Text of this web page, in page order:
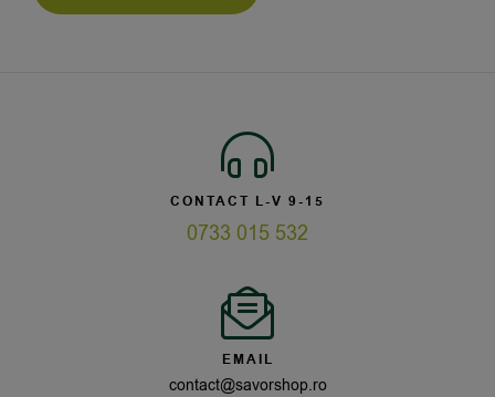
CONTACT L-V 9-15
0733 015 532
EMAIL
contact@savorshop.ro